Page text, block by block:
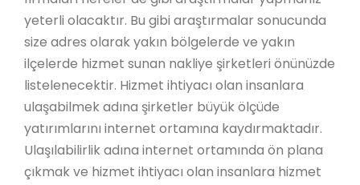
yeterli olacaktır. Bu gibi araştırmalar sonucunda
size adres olarak yakın bölgelerde ve yakın
ilçelerde hizmet sunan nakliye şirketleri önünüzde
listelenecektir. Hizmet ihtiyacı olan insanlara
ulaşabilmek adına şirketler büyük ölçüde
yatırımlarını internet ortamına kaydırmaktadır.
Ulaşılabilirlik adına internet ortamında ön plana
çıkmak ve hizmet ihtiyacı olan insanlara hizmet